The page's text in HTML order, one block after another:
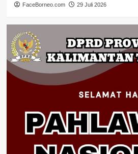
FaceBorneo.com 29 Juli 2026